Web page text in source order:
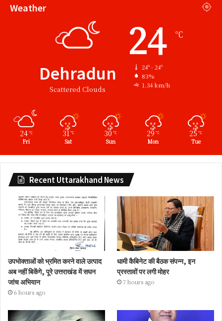
Weather
Dehradun
Scattered Clouds
24 ℃
24º - 24º
83%
1.34 km/h
24 ℃
Fri
31 ℃
Sat
30 ℃
Sun
29 ℃
Mon
25 ℃
Tue
Recent Uttarakhand News
उपभोक्ताओं को भ्रमित करने वाले उत्पाद
अब नहीं बिकेंगे, पूरे उत्तराखंड में सघन
जांच अभियान
6 hours ago
धामी कैबिनेट की बैठक संपन्न, इन
प्रस्तावों पर लगी मोहर
7 hours ago